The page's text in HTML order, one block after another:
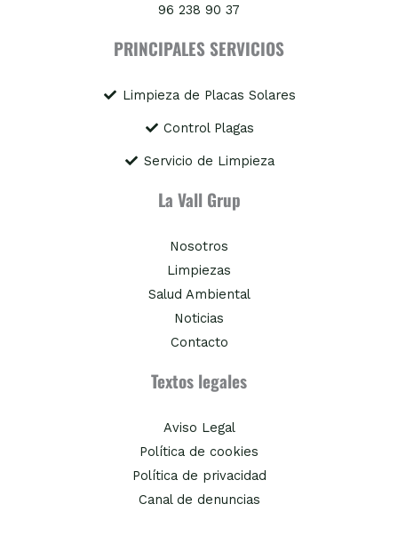
96 238 90 37
PRINCIPALES SERVICIOS
Limpieza de Placas Solares
Control Plagas
Servicio de Limpieza
La Vall Grup
Nosotros
Limpiezas
Salud Ambiental
Noticias
Contacto
Textos legales
Aviso Legal
Política de cookies
Política de privacidad
Canal de denuncias